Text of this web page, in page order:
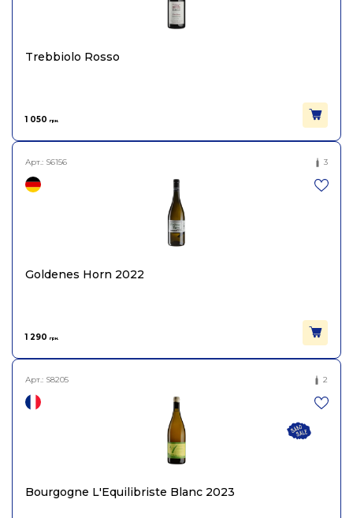
Trebbiolo Rosso
1 050 грн.
Арт.: S6156 3
Goldenes Horn 2022
1 290 грн.
Арт.: S8205 2
Bourgogne L'Equilibriste Blanc 2023